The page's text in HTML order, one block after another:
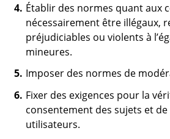
Établir des normes quant aux
nécessairement être illégaux,
préjudiciables ou violents à
mineures.
Imposer des normes de
Fixer des exigences pour la
consentement des sujets et de
utilisateurs.